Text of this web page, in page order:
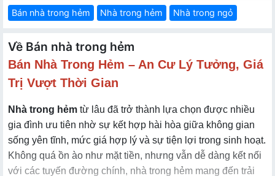
thuê Bán nhà trong hẻmtại Gia Lai,Bán và cho thuê Bán
nhà trong hẻmtại Hưng Yên,Bán và cho thuê Bán nhà trong
Tây Ninh,Bán và cho thuê Bán nhà trong hẻm
Nguyên,Bán và cho thuê Bán nhà trong hẻmtại Lào Cai,
Bán và cho thuê Bán nhà trong hẻm
Bán nhà trong hẻm tại Vĩnh Long,Bán và cho thuê Bán nhà
trong hẻmtại Ninh Bình,Bán và cho thuê Bán nhà trong
hẻmtại Phú Thọ,Bán và cho thuê Bán nhà trong hẻmtại Hà
Tĩnh,Bán và cho thuê Bán nhà trong hẻmtại Đồng Tháp,
Bán và cho thuê Bán nhà trong hẻmtại Quảng Trị,Bán và
Bán nhà trong hẻm Nhà trong hẻm Nhà trong ngỏ
Về Bán nhà trong hẻm
Bán Nhà Trong Hẻm – An Cư Lý Tưởng, Giá
Trị Vượt Thời Gian
Nhà trong hẻm từ lâu đã trở thành lựa chọn được nhiều
gia đình ưu tiên nhờ sự kết hợp hài hòa giữa không gian
sống yên tĩnh, mức giá hợp lý và sự tiện lợi trong sinh hoạt.
Không quá ồn ào như mặt tiền, nhưng vẫn dễ dàng kết nối
với các tuyến đường chính, nhà trong hẻm mang đến trải